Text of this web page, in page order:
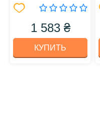
1 583 ₴
КУПИТЬ